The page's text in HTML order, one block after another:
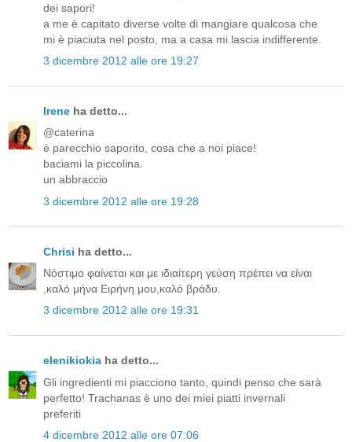
dei sapori!
a me è capitato diverse volte di mangiare qualcosa che
mi è piaciuta nel posto, ma a casa mi lascia indifferente.
3 dicembre 2012 alle ore 19:27
Irene ha detto...
@caterina
è parecchio saporito, cosa che a noi piace!
baciami la piccolina.
un abbraccio
3 dicembre 2012 alle ore 19:28
Chrisi ha detto...
Νόστιμο φαίνεται και με ιδιαίτερη γεύση πρέπει να είναι
,καλό μήνα Ειρήνη μου,καλό βράδυ.
3 dicembre 2012 alle ore 19:31
elenikiokia ha detto...
Gli ingredienti mi piacciono tanto, quindi penso che sarà
perfetto! Trachanas è uno dei miei piatti invernali
preferiti
4 dicembre 2012 alle ore 07:06